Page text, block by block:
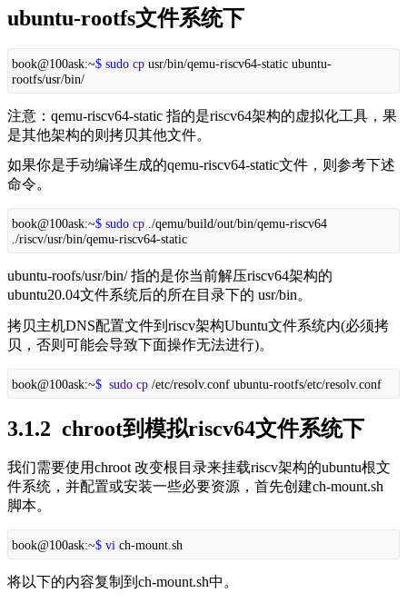
ubuntu-rootfs文件系统下
book@100ask:~$ sudo cp usr/bin/qemu-riscv64-static ubuntu-
rootfs/usr/bin/
注意：qemu-riscv64-static 指的是riscv64架构的虚拟化工具，果
是其他架构的则拷贝其他文件。
如果你是手动编译生成的qemu-riscv64-static文件，则参考下述
命令。
book@100ask:~$ sudo cp ./qemu/build/out/bin/qemu-riscv64
./riscv/usr/bin/qemu-riscv64-static
ubuntu-roofs/usr/bin/ 指的是你当前解压riscv64架构的
ubuntu20.04文件系统后的所在目录下的 usr/bin。
拷贝主机DNS配置文件到riscv架构Ubuntu文件系统内(必须拷
贝，否则可能会导致下面操作无法进行)。
book@100ask:~$ sudo cp /etc/resolv.conf ubuntu-rootfs/etc/resolv.conf
3.1.2  chroot到模拟riscv64文件系统下
我们需要使用chroot 改变根目录来挂载riscv架构的ubuntu根文
件系统，并配置或安装一些必要资源，首先创建ch-mount.sh
脚本。
book@100ask:~$ vi ch-mount.sh
将以下的内容复制到ch-mount.sh中。